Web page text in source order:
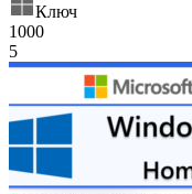
Ключ
1000
5